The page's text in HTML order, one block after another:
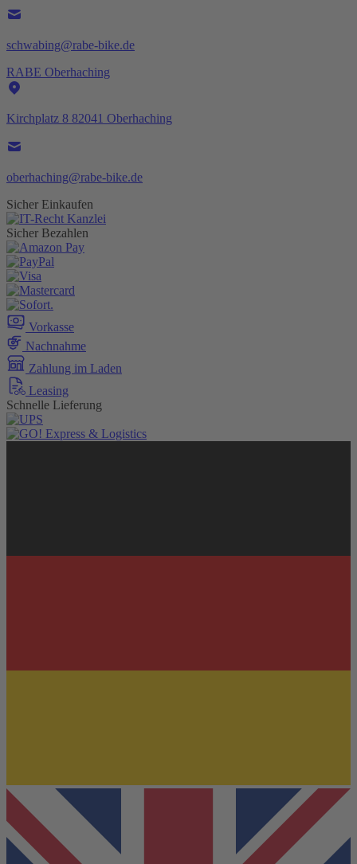
schwabing@rabe-bike.de
RABE Oberhaching
Kirchplatz 8 82041 Oberhaching
oberhaching@rabe-bike.de
Sicher Einkaufen
Sicher Bezahlen
Vorkasse
Nachnahme
Zahlung im Laden
Leasing
Schnelle Lieferung